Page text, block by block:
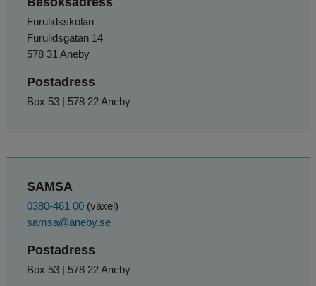
Furulidsskolan
Furulidsgatan 14
578 31 Aneby
Postadress
Box 53 | 578 22 Aneby
SAMSA
0380-461 00 (växel)
samsa@aneby.se
Postadress
Box 53 | 578 22 Aneby